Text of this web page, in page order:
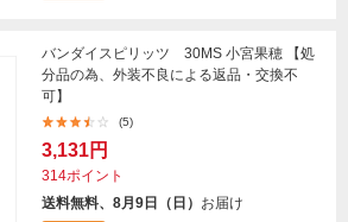
バンダイスピリッツ 30MS 小宮果穂 【処
分品の為、外装不良による返品・交換不
可】
(5)
3,131円
314ポイント
送料無料、8月9日（日） お届け